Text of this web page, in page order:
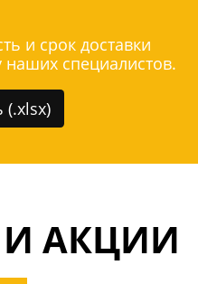
и срок доставки
специалистов.
(.xlsx)
АКЦИИ